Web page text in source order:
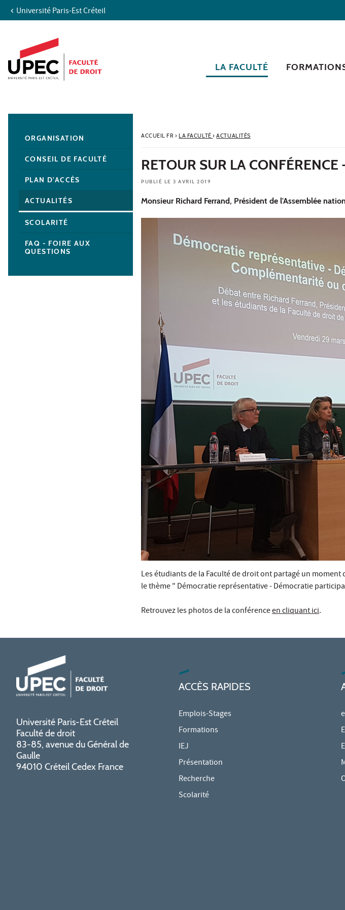
Aller au contenu
Accès directs
Recherche
Navigation secondaire
Université Paris-Est Créteil
LA FACULTÉ
ACCUEIL FR› LA FACULTÉ› ACTUALITÉS
RETOUR SUR LA CONFÉRENCE
PUBLIÉ LE 3 AVRIL 2019
Monsieur Richard Ferrand, Président de l'Assemblée
Les étudiants de la Faculté de droit ont partagé un
le thème " Démocratie représentative - Démocratie
Retrouvez les photos de la conférenceen cliquant ici.
ORGANISATION
CONSEIL DE FACULTÉ
PLAN D'ACCÈS
ACTUALITÉS
SCOLARITÉ
FAQ - FOIRE AUX
QUESTIONS
Université Paris-Est Créteil
Faculté de droit
83-85, avenue du Général de
Gaulle
94010 Créteil Cedex France
ACCÈS RAPIDES
Emplois-Stages
Formations
IEJ
Présentation
Recherche
Scolarité